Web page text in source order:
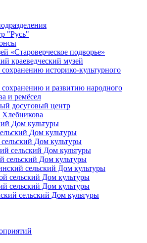
содержанию
"Русь"
«Староверческое подворье»
краеведческий музей
историко-культурного
и развитию народного
и ремёсел
досуговый центр
Дом культуры
Дом культуры
Дом культуры
сельский Дом культуры
сельский Дом культуры
сельский Дом культуры
сельский Дом культуры
сельский Дом культуры
сельский Дом культуры